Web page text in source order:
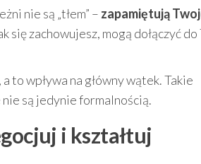
nie są „tłem” – zapamiętują
zachowujesz, mogą dołączyć
to wpływa na główny wątek. Takie
są jedynie formalnością.
i kształtuj